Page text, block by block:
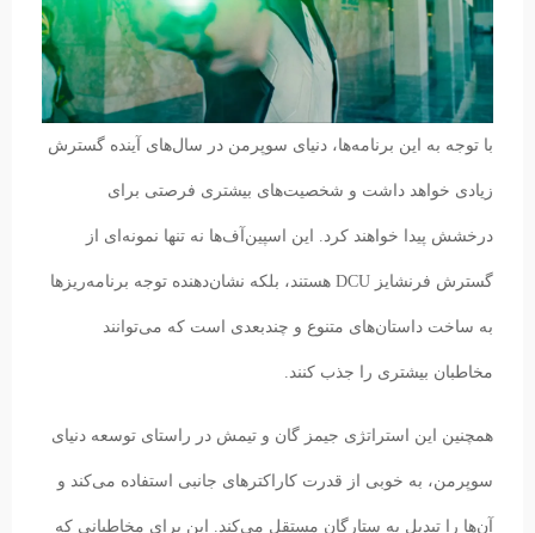
با توجه به این برنامه‌ها، دنیای سوپرمن در سال‌های آینده گسترش
زیادی خواهد داشت و شخصیت‌های بیشتری فرصتی برای
درخشش پیدا خواهند کرد. این اسپین‌آف‌ها نه تنها نمونه‌ای از
گسترش فرنشایز DCU هستند، بلکه نشان‌دهنده توجه برنامه‌ریزها
به ساخت داستان‌های متنوع و چندبعدی است که می‌توانند
مخاطبان بیشتری را جذب کنند.
همچنین این استراتژی جیمز گان و تیمش در راستای توسعه دنیای
سوپرمن، به خوبی از قدرت کاراکترهای جانبی استفاده می‌کند و
آن‌ها را تبدیل به ستارگان مستقل می‌کند. این برای مخاطبانی که